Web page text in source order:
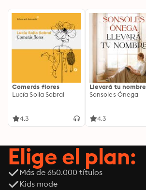
Comerás flores
Lucía Solla Sobral
4.3
Llevará tu nombre
Sonsoles Ónega
4.3
Elige el plan:
Más de 650.000 títulos
Kids mode